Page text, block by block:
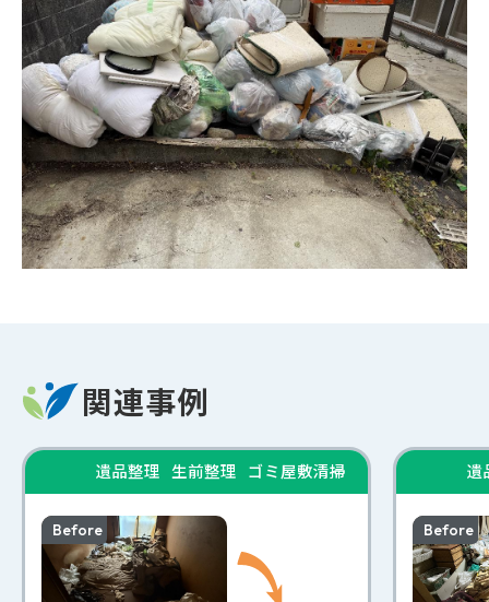
関連事例
遺品整理 生前整理 ゴミ屋敷清掃
Before
遺
Before